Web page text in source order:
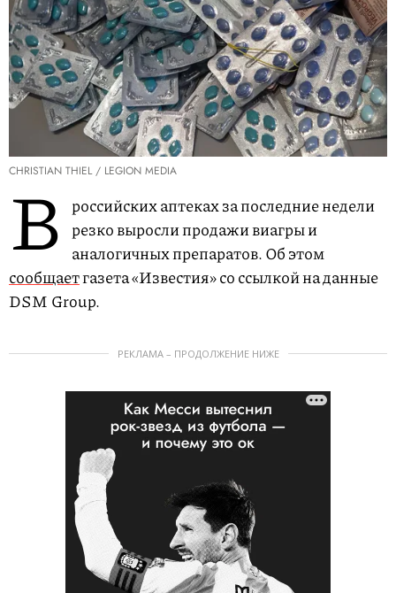
CHRISTIAN THIEL / LEGION MEDIA
В
российских аптеках за последние недели
резко выросли продажи виагры и
аналогичных препаратов. Об этом
сообщаетгазета «Известия» со ссылкой на данные
DSM Group.
РЕКЛАМА – ПРОДОЛЖЕНИЕ НИЖЕ